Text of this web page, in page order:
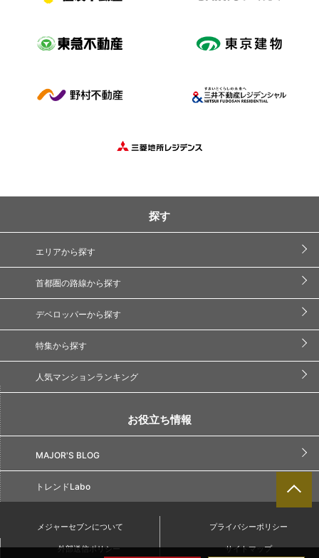
探す
エリアから探す
首都圏の路線から探す
デベロッパーから探す
特集から探す
人気マンションランキング
お役立ち情報
MAJOR'S BLOG
トレンドLabo
メジャーセブンについて プライバシーポリシー
外部送信ポリシー サイトマップ